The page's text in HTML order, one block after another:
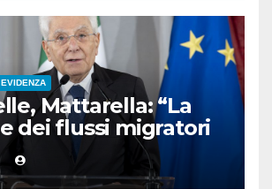
Mattarella: “La
dei flussi migratori
dignità delle